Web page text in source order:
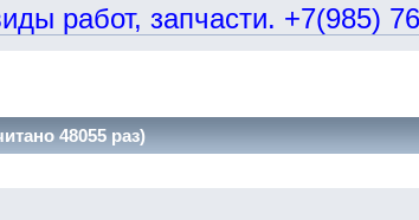
работ, запчасти. +7(985)
48055 раз)